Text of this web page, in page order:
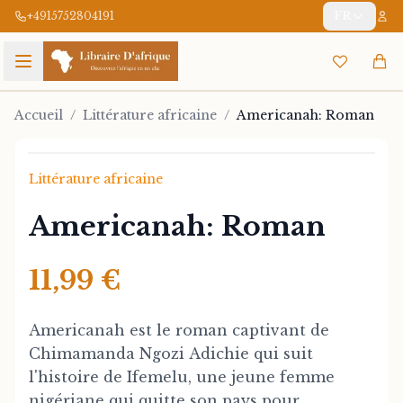
+4915752804191
Accueil / Littérature africaine / Americanah: Roman
Littérature africaine
Americanah: Roman
11,99 €
Americanah est le roman captivant de
Chimamanda Ngozi Adichie qui suit
l'histoire de Ifemelu, une jeune femme